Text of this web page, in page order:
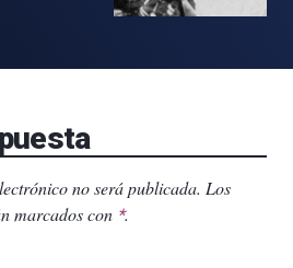
no será publicada. Los
marcados con *.